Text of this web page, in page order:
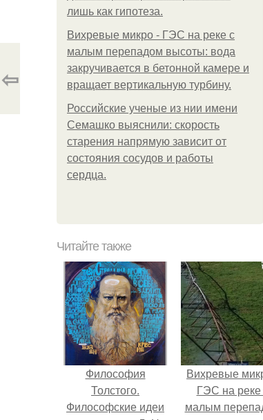
лишь как гипотеза.
Вихревые микро - ГЭС на реке с
малым перепадом высоты: вода
закручивается в бетонной камере и
вращает вертикальную турбину.
Российские ученые из нии имени
Семашко выяснили: скорость
старения напрямую зависит от
состояния сосудов и работы
сердца.
⇦
Читайте также
Философия
Толстого.
Философские идеи
Вихревые
ГЭС на реке
малым